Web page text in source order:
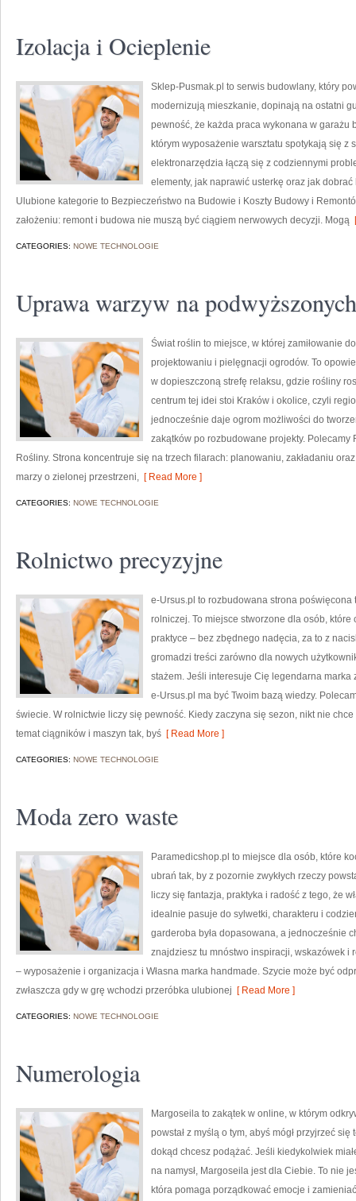
Izolacja i Ocieplenie
Sklep-Pusmak.pl to serwis budowlany, który
modernizują mieszkanie, dopinają na ostatni
pewność, że każda praca wykonana w garażu
którym wyposażenie warsztatu spotykają się z
elektronarzędzia łączą się z codziennymi
elementy, jak naprawić usterkę oraz jak
Ulubione kategorie to Bezpieczeństwo na Budowie i Koszty Budowy i
założeniu: remont i budowa nie muszą być ciągiem nerwowych decyzji. Mogą
CATEGORIES: NOWE TECHNOLOGIE
Uprawa warzyw na
Świat roślin to miejsce, w której zamiłowanie
projektowaniu i pielęgnacji ogrodów. To
w dopieszczoną strefę relaksu, gdzie rośliny
centrum tej idei stoi Kraków i okolice, czyli
jednocześnie daje ogrom możliwości do
zakątków po rozbudowane projekty. Polecamy
Rośliny. Strona koncentruje się na trzech filarach: planowaniu, zakładaniu
marzy o zielonej przestrzeni, [ Read More ]
CATEGORIES: NOWE TECHNOLOGIE
Rolnictwo precyzyjne
e-Ursus.pl to rozbudowana strona
rolniczej. To miejsce stworzone dla osób,
praktyce – bez zbędnego nadęcia, za to z
gromadzi treści zarówno dla nowych
stażem. Jeśli interesuje Cię legendarna
e-Ursus.pl ma być Twoim bazą wiedzy.
świecie. W rolnictwie liczy się pewność. Kiedy zaczyna się sezon, nikt nie
temat ciągników i maszyn tak, byś [ Read More ]
CATEGORIES: NOWE TECHNOLOGIE
Moda zero waste
Paramedicshop.pl to miejsce dla osób, które
ubrań tak, by z pozornie zwykłych rzeczy
liczy się fantazja, praktyka i radość z tego, że
idealnie pasuje do sylwetki, charakteru i
garderoba była dopasowana, a jednocześnie
znajdziesz tu mnóstwo inspiracji, wskazówek i
– wyposażenie i organizacja i Własna marka handmade. Szycie może być
zwłaszcza gdy w grę wchodzi przeróbka ulubionej [ Read More ]
CATEGORIES: NOWE TECHNOLOGIE
Numerologia
Margoseila to zakątek w online, w którym
powstał z myślą o tym, abyś mógł przyjrzeć
dokąd chcesz podążać. Jeśli kiedykolwiek
na namysł, Margoseila jest dla Ciebie. To nie
która pomaga porządkować emocje i